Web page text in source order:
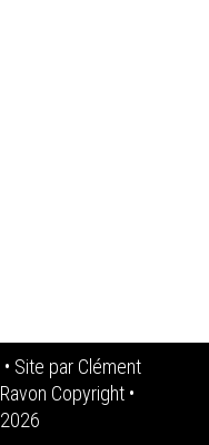
• Site par Clément
Ravon Copyright •
2026